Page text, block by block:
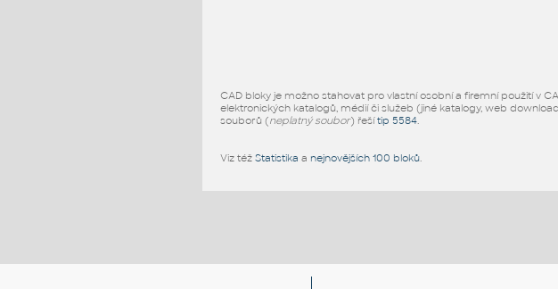
CAD bloky je možno stahovat pro vlastní osobní a firemní použití v
elektronických katalogů, médií či služeb (jiné katalogy, web
souborů (neplatný soubor) řešítip 5584.
Viz též Statistika a nejnovějších 100 bloků.